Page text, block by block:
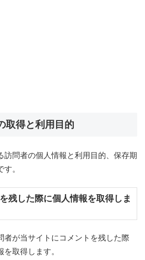
取得と利用目的
訪問者の個人情報と利用目的、保存期
。
残した際に個人情報を取得しま
者が当サイトにコメントを残した際
取得します。